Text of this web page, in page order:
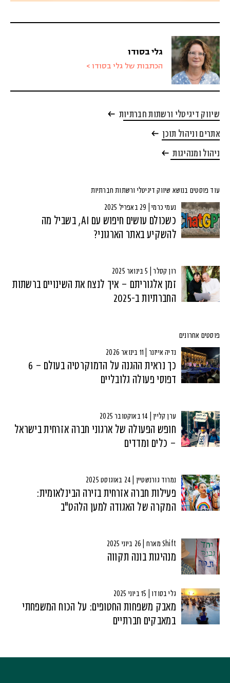
גלי בסודו
הכתבות של גלי בסודו >
שיווק דיגיטלי ורשתות חברתיות
אתרים וניהול תוכן
ניהול ומנהיגות
עוד פוסטים בנושא שיווק דיגיטלי ורשתות חברתיות
נעמי כרמי | 29 באפריל 2025
כשכולם עושים חיפוש עם AI, בשביל מה
להשקיע באתר הארגוני?
רון קסלר | 5 בינואר 2025
זמן אלגוריתם – איך לנצח את השינויים ברשתות
החברתיות ב-2025
פוסטים אחרונים
נדיה אייזנר | 11 בינואר 2026
כך נראית ההגנה על הדמוקרטיה בעולם – 6
דפוסי פעולה גלובליים
ערן קליין | 14 באוקטובר 2025
חופש הפעולה של ארגוני חברה אזרחית בישראל
– כלים ומדדים
נמרוד גורנשטיין | 24 באוגוסט 2025
פעילות חברה אזרחית בזירה הבינלאומית:
המקרה של האגודה למען הלהט"ב
Shift מארח | 26 ביוני 2025
מנהיגות בונה תקווה
גלי בסודו | 15 ביוני 2025
מאבק משפחות החטופים: על הכוח המשפחתי
במאבקים חברתיים